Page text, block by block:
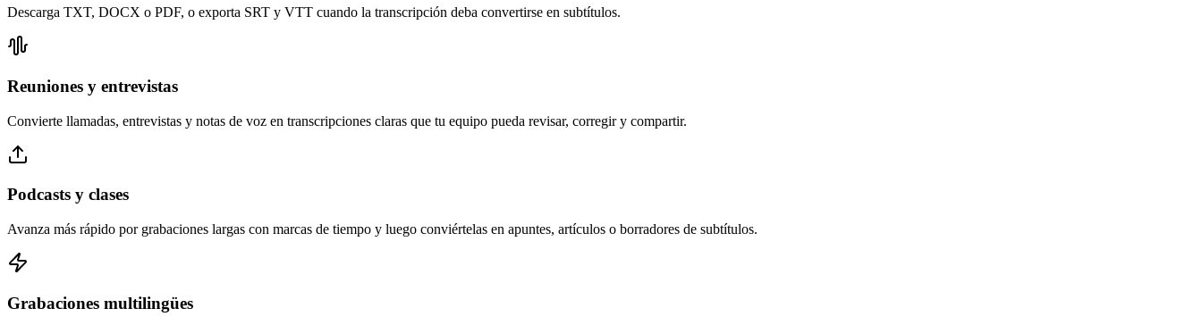
Descarga TXT, DOCX o PDF, o exporta SRT y VTT cuando la transcripción deba convertirse en subtítulos.
Reuniones y entrevistas
Convierte llamadas, entrevistas y notas de voz en transcripciones claras que tu equipo pueda revisar, corregir y compartir.
Podcasts y clases
Avanza más rápido por grabaciones largas con marcas de tiempo y luego conviértelas en apuntes, artículos o borradores de subtítulos.
Grabaciones multilingües